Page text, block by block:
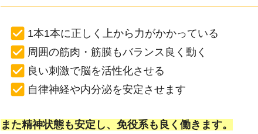
1本1本に正しく上から力がかかっている
周囲の筋肉・筋膜もバランス良く動く
良い刺激で脳を活性化させる
自律神経や内分泌を安定させます
また精神状態も安定し、免役系も良く働きます。